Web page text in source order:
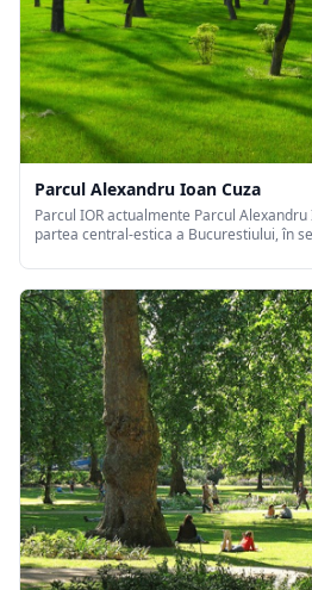
Parcul Alexandru Ioan Cuza
Parcul IOR actualmente Parcul
partea central-estica a Bucurestiului, în
tin Brâncusi, Baba Novac si Nicolae